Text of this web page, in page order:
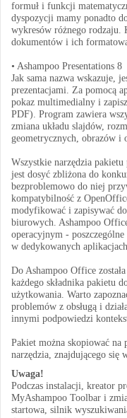
formuł i funkcji
dyspozycji mamy ponadto
wykresów różnego rodzaju.
dokumentów i ich
• Ashampoo Presentations 8
Jak sama nazwa wskazuje,
prezentacjami. Za pomocą
pokaz multimedialny i
PDF). Program zawiera
zmiana układu slajdów,
geometrycznych, obrazów i
Wszystkie narzędzia
jest dosyć zbliżona do
bezproblemowo do niej
kompatybilność z
modyfikować i zapisywać
biurowych. Ashampoo
operacyjnym -
w dedykowanych
Do Ashampoo Office
każdego składnika pakietu
użytkowania. Warto
problemów z obsługą i
innymi podpowiedzi
Pakiet można skopiować na
narzędzia, znajdującego się
Uwaga!
Podczas instalacji, kreator
MyAshampoo Toolbar i
startowa, silnik